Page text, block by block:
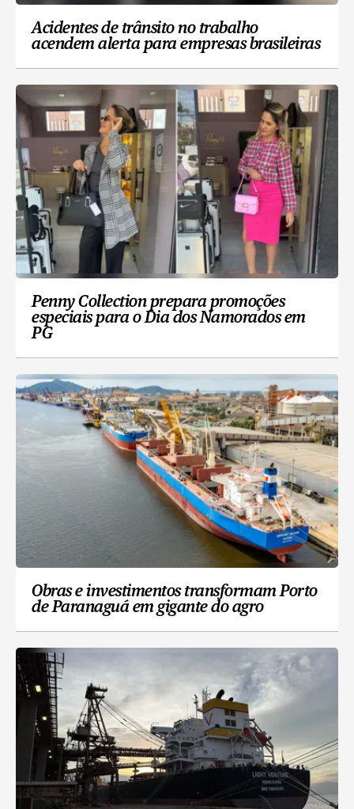
Acidentes de trânsito no trabalho
acendem alerta para empresas brasileiras
Penny Collection prepara promoções
especiais para o Dia dos Namorados em
PG
Obras e investimentos transformam Porto
de Paranaguá em gigante do agro